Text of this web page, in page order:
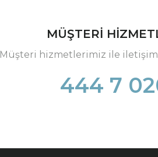
MÜŞTERİ
Müşteri hizmetlerimiz ile
444 7